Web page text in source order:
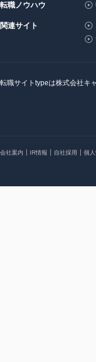
転職ノウハウ
関連サイト
転職サイトtypeは株式会社キ
会社案内 IR情報 自社採用 個